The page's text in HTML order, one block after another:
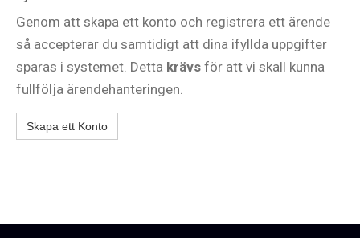
Genom att skapa ett konto och registrera ett ärende
så accepterar du samtidigt att dina ifyllda uppgifter
sparas i systemet. Detta krävs för att vi skall kunna
fullfölja ärendehanteringen.
Skapa ett Konto